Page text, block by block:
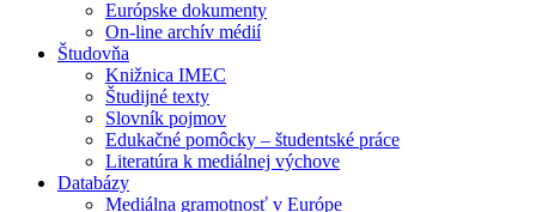
Európske dokumenty
On-line archív médií
Študovňa
Knižnica IMEC
Študijné texty
Slovník pojmov
Edukačné pomôcky – študentské práce
Literatúra k mediálnej výchove
Databázy
Mediálna gramotnosť v Európe